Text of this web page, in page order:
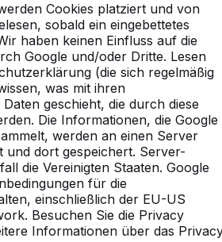
Cookies platziert und von
sobald ein eingebettetes
haben keinen Einfluss auf die
Google und/oder Dritte. Lesen
(die sich regelmäßig
was mit ihren
geschieht, die durch diese
Die Informationen, die Google
werden an einen Server
und dort gespeichert. Server-
die Vereinigten Staaten. Google
für die
einschließlich der EU-US
Besuchen Sie die Privacy
Informationen über das